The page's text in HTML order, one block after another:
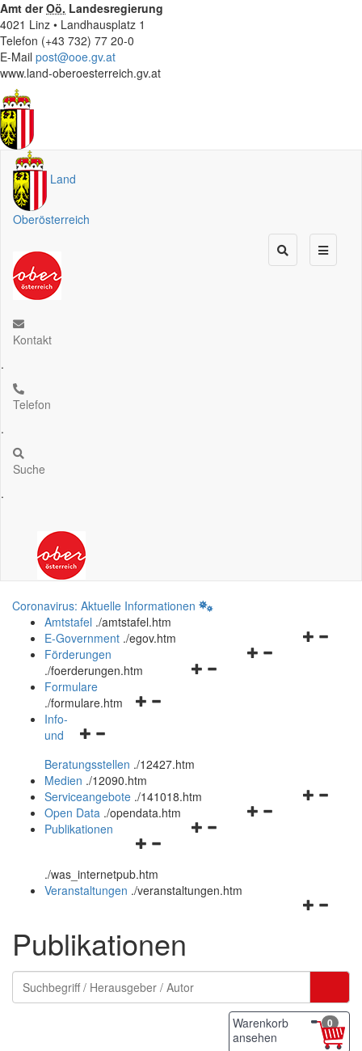
Amt derOö. Landesregierung
4021 Linz • Landhausplatz 1
Telefon (+43 732) 77 20-0
E-Mail post@ooe.gv.at
www.land-oberoesterreich.gv.at
Land
Oberösterreich
Kontakt
.
Telefon
.
Suche
.
Coronavirus: Aktuelle Informationen
Amtstafel ./amtstafel.htm
Navigationsmenü
E-Government ./egov.htm
Navigationsmenü
Förderungen
./foerderungen.htm
Navigationsmenü
Formulare
./formulare.htm
Navigationsmenü
und
schließen
Info-
und
Beratungsstellen ./12427.htm
Medien ./12090.htm
Navigationsmenü
Serviceangebote ./141018.htm
Navigationsmenü
Open Data ./opendata.htm
Navigationsmenü
und
schließen
Publikationen
./was_internetpub.htm
Veranstaltungen ./veranstaltungen.htm
Publikationen
Warenkorb
ansehen
0